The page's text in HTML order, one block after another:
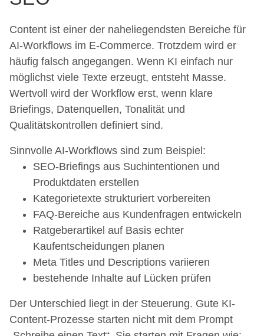
Content ist einer der naheliegendsten Bereiche für
AI-Workflows im E-Commerce. Trotzdem wird er
häufig falsch angegangen. Wenn KI einfach nur
möglichst viele Texte erzeugt, entsteht Masse.
Wertvoll wird der Workflow erst, wenn klare
Briefings, Datenquellen, Tonalität und
Qualitätskontrollen definiert sind.
Sinnvolle AI-Workflows sind zum Beispiel:
SEO-Briefings aus Suchintentionen und
Produktdaten erstellen
Kategorietexte strukturiert vorbereiten
FAQ-Bereiche aus Kundenfragen entwickeln
Ratgeberartikel auf Basis echter
Kaufentscheidungen planen
Meta Titles und Descriptions variieren
bestehende Inhalte auf Lücken prüfen
Der Unterschied liegt in der Steuerung. Gute KI-
Content-Prozesse starten nicht mit dem Prompt